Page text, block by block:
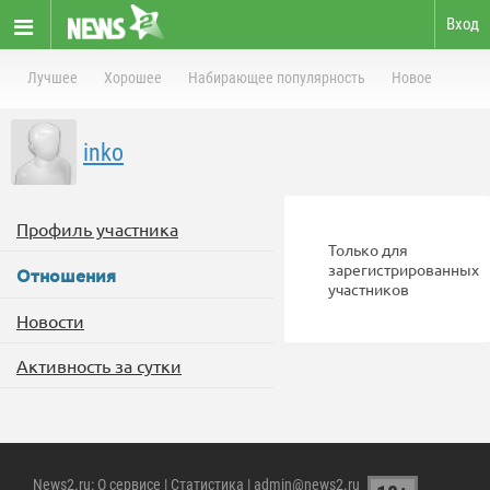
Вход
Лучшее Хорошее Набирающее популярность Новое
inko
Профиль участника
Отношения
Новости
Активность за сутки
Только для
зарегистрированных
участников
News2.ru: О сервисе | Статистика | admin@news2.ru